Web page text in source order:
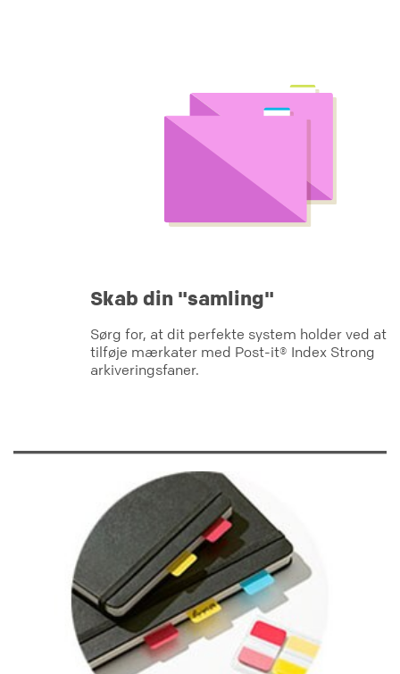
Skab din "samling"
Sørg for, at dit perfekte system holder ved at
tilføje mærkater med Post-it® Index Strong
arkiveringsfaner.